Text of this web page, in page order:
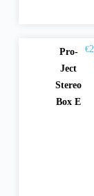
Pro-
Ject
Stereo
Box E
€